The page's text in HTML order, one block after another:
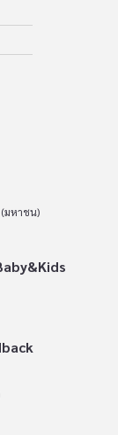
มหาชน)